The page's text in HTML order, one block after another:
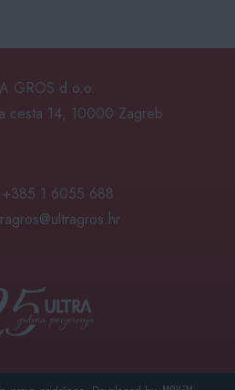
GROS d.o.o.
cesta 14, 10000 Zagreb
+385 1 6055 688